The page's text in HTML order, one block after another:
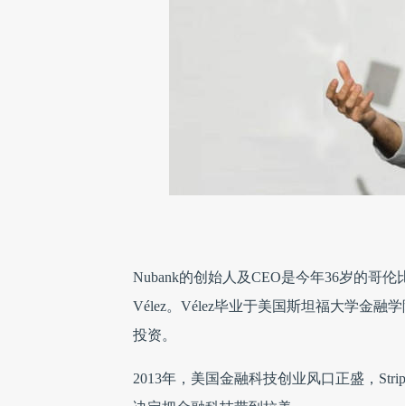
Nubank的创始人及CEO是今年36岁的哥伦
Vélez。Vélez毕业于美国斯坦福大学金融
投资。
2013年，美国金融科技创业风口正盛，